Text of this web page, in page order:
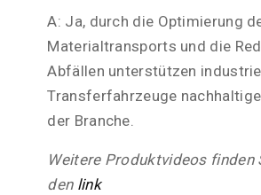
A: Ja, durch die Optimierung
Materialtransports und die
Abfällen unterstützen
Transferfahrzeuge
der Branche.
Weitere Produktvideos finden
den link